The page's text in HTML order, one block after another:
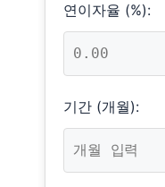
연이자율 (%):
기간 (개월):